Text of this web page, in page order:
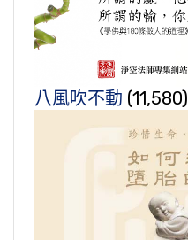
八風吹不動 (11,580)